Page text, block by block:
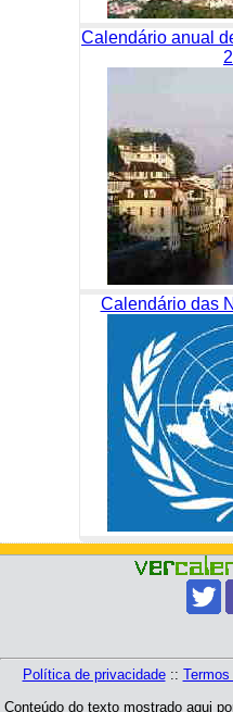
Calendário anual
Calendário das
Política de privacidade::
Conteúdo do texto mostrado aqui